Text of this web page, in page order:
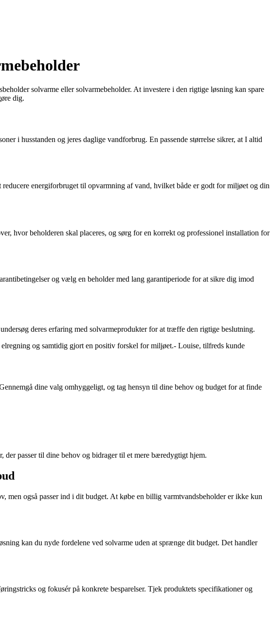
solvarme eller solvarmebeholder. At investere i den rigtige løsning kan spare
dig.
i husstanden og jeres daglige vandforbrug. En passende størrelse sikrer, at I altid
energiforbruget til opvarmning af vand, hvilket både er godt for miljøet og din
hvor beholderen skal placeres, og sørg for en korrekt og professionel installation for
og vælg en beholder med lang garantiperiode for at sikre dig imod
deres erfaring med solvarmeprodukter for at træffe den rigtige beslutning.
og samtidig gjort en positiv forskel for miljøet.- Louise, tilfreds kunde
dine valg omhyggeligt, og tag hensyn til dine behov og budget for at finde
der passer til dine behov og bidrager til et mere bæredygtigt hjem.
men også passer ind i dit budget. At købe en billig varmtvandsbeholder er ikke kun
kan du nyde fordelene ved solvarme uden at sprænge dit budget. Det handler
og fokusér på konkrete besparelser. Tjek produktets specifikationer og